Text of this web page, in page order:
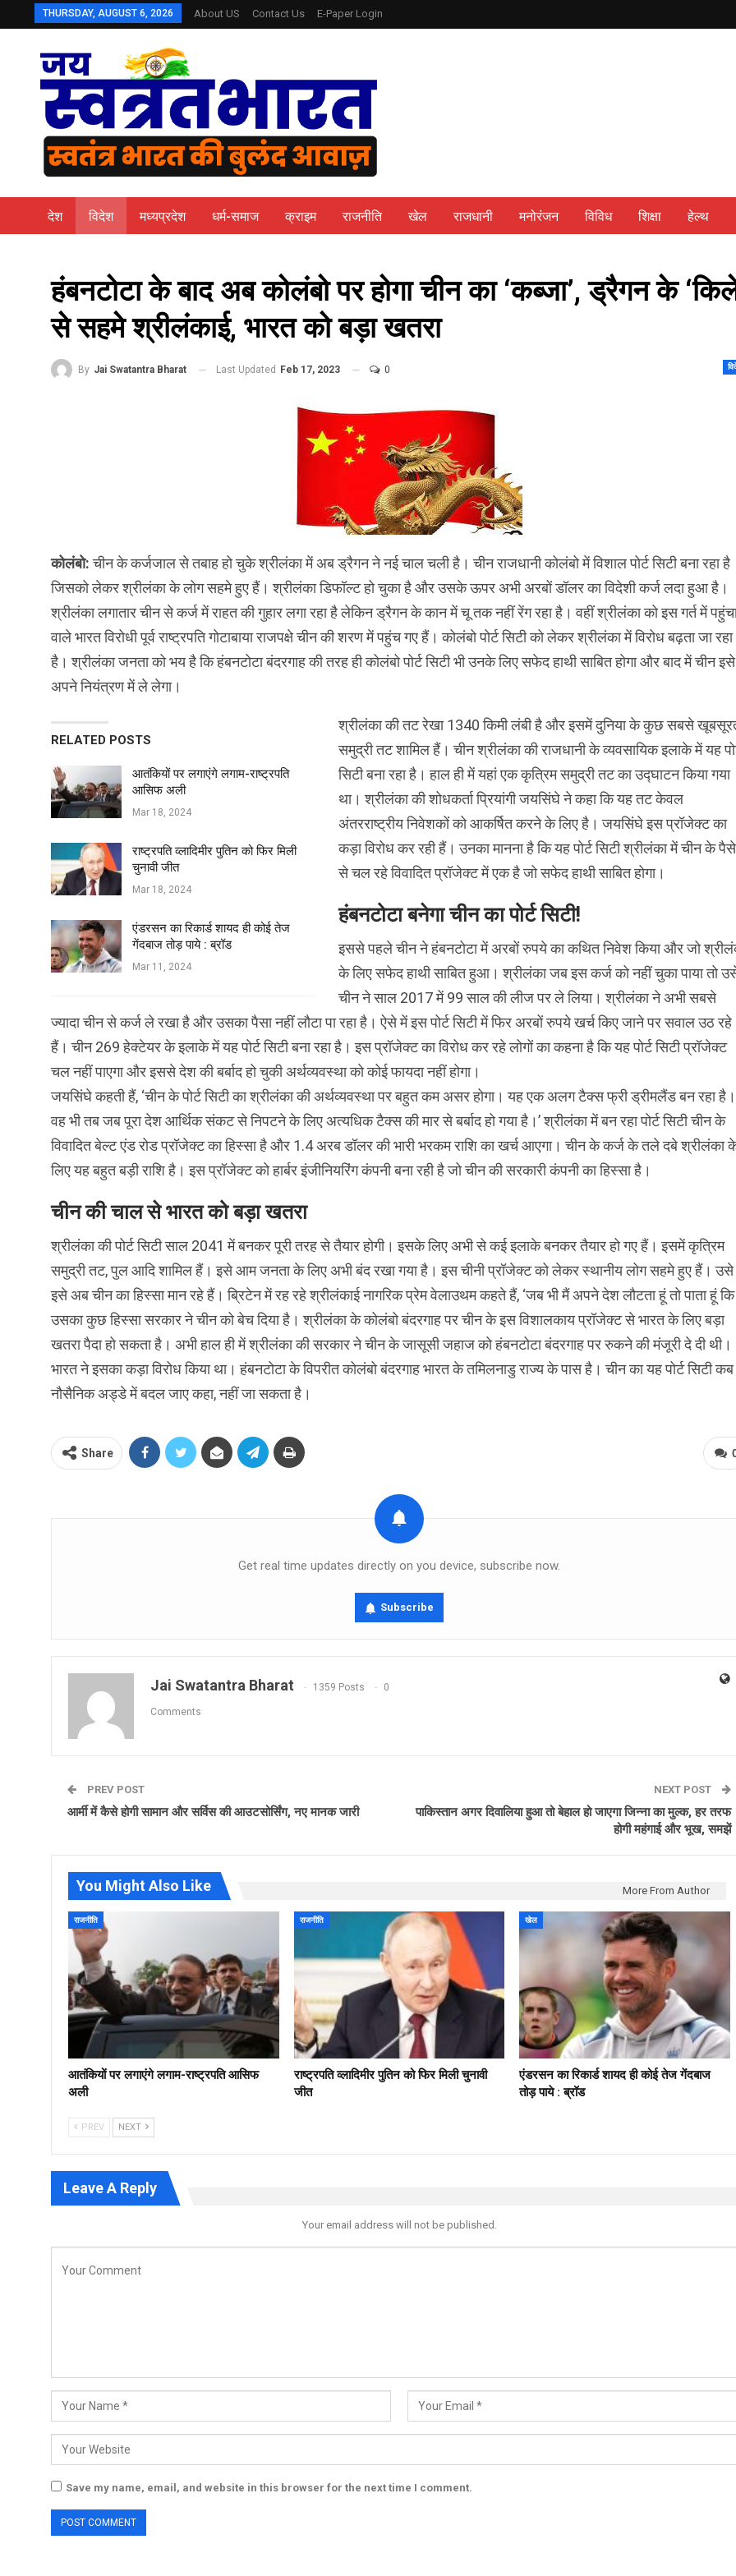
THURSDAY, AUGUST 6, 2026 About US Contact Us E-Paper Login
देश विदेश मध्यप्रदेश धर्म-समाज क्राइम राजनीति खेल राजधानी मनोरंजन विविध शिक्षा हेल्थ
हंबनटोटा के बाद अब कोलंबो पर होगा चीन का ‘कब्‍जा’, ड्रैगन के
से सहमे श्रीलंकाई, भारत को बड़ा खतरा
By Jai Swatantra Bharat Last Updated Feb 17, 2023 0
कोलंबो:चीन के कर्जजाल से तबाह हो चुके श्रीलंका में अब ड्रैगन ने नई चाल चली है। चीन राजधानी कोलंबो में विशाल पोर्ट सिटी बना रहा है
जिसको लेकर श्रीलंका के लोग सहमे हुए हैं। श्रीलंका डिफॉल्‍ट हो चुका है और उसके ऊपर अभी अरबों डॉलर का विदेशी कर्ज लदा हुआ है।
श्रीलंका लगातार चीन से कर्ज में राहत की गुहार लगा रहा है लेकिन ड्रैगन के कान में चू तक नहीं रेंग रहा है। वहीं श्रीलंका को इस गर्त में
वाले भारत विरोधी पूर्व राष्‍ट्रपति गोटाबाया राजपक्षे चीन की शरण में पहुंच गए हैं। कोलंबो पोर्ट सिटी को लेकर श्रीलंका में विरोध बढ़ता जा रहा
है। श्रीलंका जनता को भय है कि हंबनटोटा बंदरगाह की तरह ही कोलंबो पोर्ट सिटी भी उनके लिए सफेद हाथी साबित होगा और बाद में चीन इसे
अपने नियंत्रण में ले लेगा।
RELATED POSTS
आतंकियों पर लगाएंगे लगाम-राष्ट्रपति
आसिफ अली
Mar 18, 2024
राष्ट्रपति व्लादिमीर पुतिन को फिर मिली
चुनावी जीत
Mar 18, 2024
एंडरसन का रिकार्ड शायद ही कोई तेज
गेंदबाज तोड़ पाये : ब्रॉड
Mar 11, 2024
श्रीलंका की तट रेखा 1340 किमी लंबी है और इसमें दुनिया के कुछ सबसे
समुद्री तट शामिल हैं। चीन श्रीलंका की राजधानी के व्‍यवसायिक इलाके में यह
सिटी बना रहा है। हाल ही में यहां एक कृत्रिम समुद्री तट का उद्घाटन किया गया
था। श्रीलंका की शोधकर्ता प्रियांगी जयसिंघे ने कहा कि यह तट केवल
अंतरराष्‍ट्रीय निवेशकों को आकर्षित करने के लिए है। जयसिंघे इस प्रॉजेक्‍ट का
कड़ा विरोध कर रही हैं। उनका मानना है कि यह पोर्ट सिटी श्रीलंका में चीन के पैसे
से चल रहे विवादित प्रॉजेक्‍ट में एक है जो सफेद हाथी साबित होगा।
हंबनटोटा बनेगा चीन का पोर्ट सिटी!
इससे पहले चीन ने हंबनटोटा में अरबों रुपये का कथित निवेश क‍िया और जो
के लिए सफेद हाथी साबित हुआ। श्रीलंका जब इस कर्ज को नहीं चुका पाया तो
चीन ने साल 2017 में 99 साल की लीज पर ले लिया। श्रीलंका ने अभी सबसे
ज्‍यादा चीन से कर्ज ले रखा है और उसका पैसा नहीं लौटा पा रहा है। ऐसे में इस पोर्ट सिटी में फिर अरबों रुपये खर्च किए जाने पर सवाल उठ रहे
हैं। चीन 269 हेक्‍टेयर के इलाके में यह पोर्ट सिटी बना रहा है। इस प्रॉजेक्‍ट का विरोध कर रहे लोगों का कहना है कि यह पोर्ट सिटी प्रॉजेक्‍ट
चल नहीं पाएगा और इससे देश की बर्बाद हो चुकी अर्थव्‍यवस्‍था को कोई फायदा नहीं होगा।
जयसिंघे कहती हैं, ‘चीन के पोर्ट सिटी का श्रीलंका की अर्थव्‍यवस्‍था पर बहुत कम असर होगा। यह एक अलग टैक्‍स फ्री ड्रीमलैंड बन रहा है।
वह भी तब जब पूरा देश आर्थिक संकट से निपटने के लिए अत्‍यधिक टैक्‍स की मार से बर्बाद हो गया है।’ श्रीलंका में बन रहा पोर्ट सिटी चीन के
विवादित बेल्‍ट एंड रोड प्रॉजेक्‍ट का हिस्‍सा है और 1.4 अरब डॉलर की भारी भरकम राशि का खर्च आएगा। चीन के कर्ज के तले दबे श्रीलंका
लिए यह बहुत बड़ी राशि है। इस प्रॉजेक्‍ट को हार्बर इंजीनियर‍िंग कंपनी बना रही है जो चीन की सरकारी कंपनी का हिस्‍सा है।
चीन की चाल से भारत को बड़ा खतरा
श्रीलंका की पोर्ट सिटी साल 2041 में बनकर पूरी तरह से तैयार होगी। इसके लिए अभी से कई इलाके बनकर तैयार हो गए हैं। इसमें कृत्रिम
समुद्री तट, पुल आदि शामिल हैं। इसे आम जनता के लिए अभी बंद रखा गया है। इस चीनी प्रॉजेक्‍ट को लेकर स्‍थानीय लोग सहमे हुए हैं। उसे
इसे अब चीन का हिस्‍सा मान रहे हैं। ब्रिटेन में रह रहे श्रीलंकाई नागरिक प्रेम वेलाउथम कहते हैं, ‘जब भी मैं अपने देश लौटता हूं तो पाता हूं कि
उसका कुछ हिस्‍सा सरकार ने चीन को बेच दिया है। श्रीलंका के कोलंबो बंदरगाह पर चीन के इस विशालकाय प्रॉजेक्‍ट से भारत के लिए बड़ा
खतरा पैदा हो सकता है। अभी हाल ही में श्रीलंका की सरकार ने चीन के जासूसी जहाज को हंबनटोटा बंदरगाह पर रुकने की मंजूरी दे दी थी।
भारत ने इसका कड़ा विरोध किया था। हंबनटोटा के विपरीत कोलंबो बंदरगाह भारत के तमिलनाडु राज्‍य के पास है। चीन का यह पोर्ट सिटी कब
नौसैनिक अड्डे में बदल जाए कहा, नहीं जा सकता है।
Share
Get real time updates directly on you device, subscribe now.
Subscribe
Jai Swatantra Bharat 1359 Posts 0
Comments
PREV POST
आर्मी में कैसे होगी सामान और सर्विस की आउटसोर्सिंग, नए मानक जारी
NEXT POST
पाकिस्‍तान अगर दिवालिया हुआ तो बेहाल हो जाएगा जिन्‍ना का मुल्‍क, हर तरफ
होगी महंगाई और भूख, समझें
You Might Also Like More From Author
राजनीति
आतंकियों पर लगाएंगे लगाम-राष्ट्रपति आसिफ
अली
राजनीति
राष्ट्रपति व्लादिमीर पुतिन को फिर मिली चुनावी
जीत
खेल
एंडरसन का रिकार्ड शायद ही कोई तेज गेंदबाज
तोड़ पाये : ब्रॉड
PREV NEXT
Leave A Reply
Your email address will not be published.
Save my name, email, and website in this browser for the next time I comment.